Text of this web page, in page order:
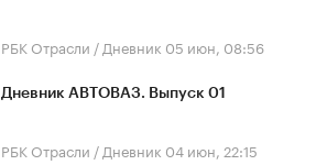
РБК Отрасли / Дневник 05 июн, 08:56
Дневник АВТОВАЗ. Выпуск 01
РБК Отрасли / Дневник 04 июн, 22:15